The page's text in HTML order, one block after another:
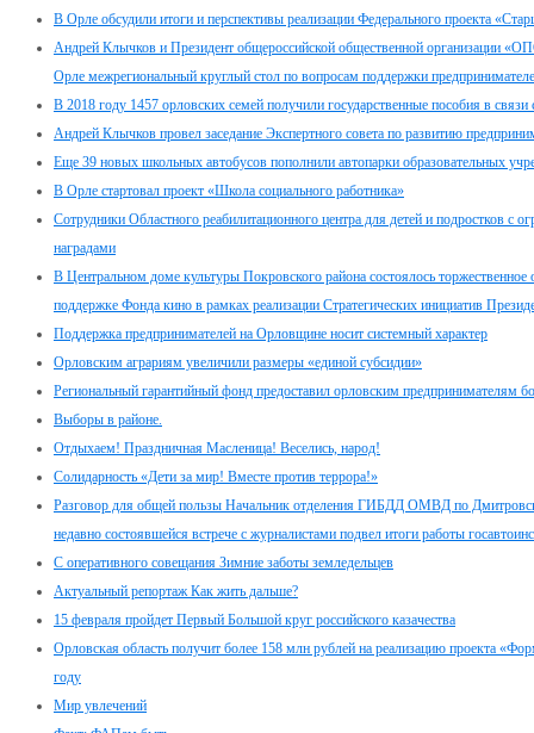
В Орле обсудили итоги и перспективы реализации Федерального проекта
Андрей Клычков и Президент общероссийской общественной организации
Орле межрегиональный круглый стол по вопросам поддержки
В 2018 году 1457 орловских семей получили государственные пособия в
Андрей Клычков провел заседание Экспертного совета по развитию
Еще 39 новых школьных автобусов пополнили автопарки образовательных
В Орле стартовал проект «Школа социального работника»
Сотрудники Областного реабилитационного центра для детей и подростков
наградами
В Центральном доме культуры Покровского района состоялось торжественное
поддержке Фонда кино в рамках реализации Стратегических инициатив
Поддержка предпринимателей на Орловщине носит системный характер
Орловским аграриям увеличили размеры «единой субсидии»
Региональный гарантийный фонд предоставил орловским предпринимателям
Выборы в районе.
Отдыхаем! Праздничная Масленица! Веселись, народ!
Солидарность «Дети за мир! Вместе против террора!»
Разговор для общей пользы Начальник отделения ГИБДД ОМВД по
недавно состоявшейся встрече с журналистами подвел итоги работы
С оперативного совещания Зимние заботы земледельцев
Актуальный репортаж Как жить дальше?
15 февраля пройдет Первый Большой круг российского казачества
Орловская область получит более 158 млн рублей на реализацию проекта
году
Мир увлечений